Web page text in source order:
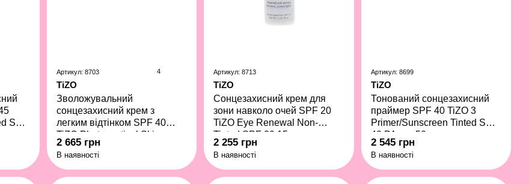
SPF
Артикул: 8703 4
TiZO
Зволожувальний
сонцезахисний крем з
легким відтінком SPF 40
TiZO Photoceutical Skincare
AM Replenish Lightly Tinted
SPF 40 50 г
2 665 грн
В наявності
Артикул: 8713
TiZO
Сонцезахисний крем для
зони навколо очей SPF 20
TiZO Eye Renewal Non-
Tinted SPF 20 15 г
2 255 грн
В наявності
Артикул: 8699
TiZO
Тонований сонцезахисний
праймер SPF 40 TiZO 3
Primer/Sunscreen Tinted SPF
40 PA+++ 50 г
2 545 грн
В наявності